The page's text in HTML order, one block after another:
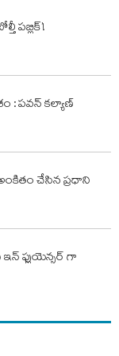
పబ్లిక్’!
: పవన్ కల్యాణ్
చేసిన ప్రధాని
ఫ్లుయెన్సర్ గా